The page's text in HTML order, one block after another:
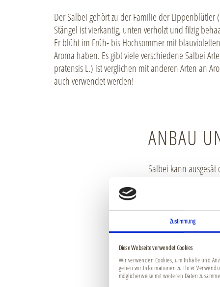
Zustimmung
Diese Webseite verwendet Cookies
Wir verwenden Cookies, um Inhalte und
geben wir Informationen zu Ihrer
möglicherweise mit weiteren Daten
Der Salbei gehört zu der Familie der Lippenblütler
Stängel ist vierkantig, unten verholzt und filzig
Er blüht im Früh- bis Hochsommer mit
Aroma haben. Es gibt viele verschiedene Salbei
pratensis L.) ist verglichen mit anderen Arten an
auch verwendet werden!
ANBAU
Salbei kann
trockene,
Blätter vor der Blüte,